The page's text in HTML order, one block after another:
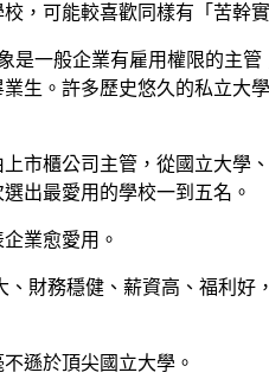
，可能較喜歡同樣有「苦幹
是一般企業有雇用權限的主
生。許多歷史悠久的私立大
市櫃公司主管，從國立大
出最愛用的學校一到五名。
業愈愛用。
財務穩健、薪資高、福利好
遜於頂尖國立大學。